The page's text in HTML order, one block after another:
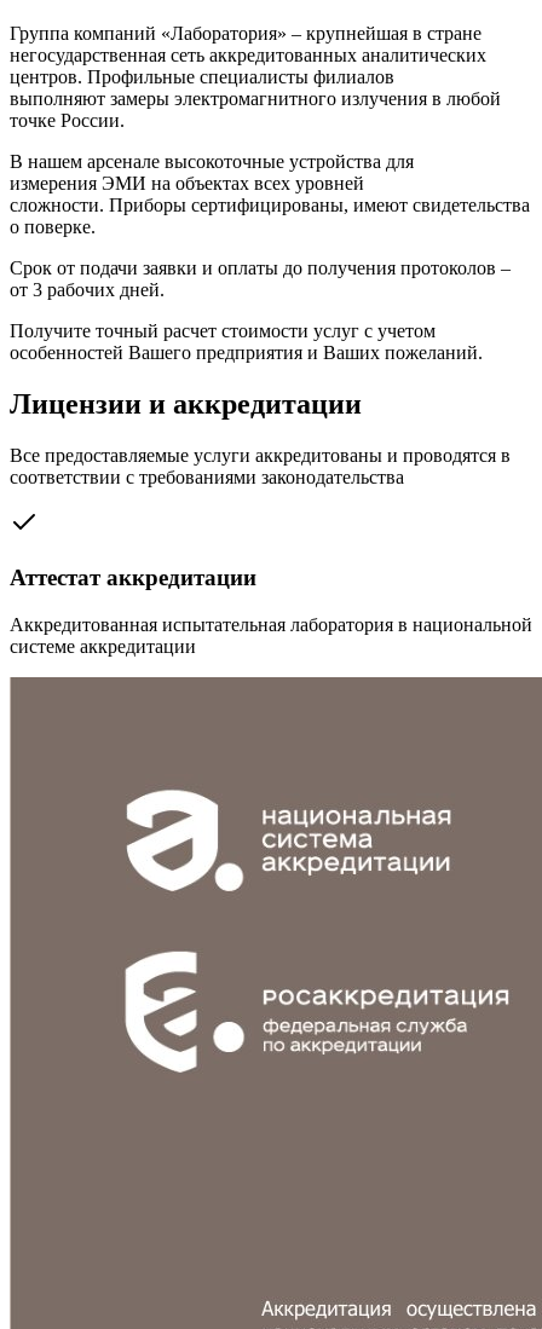
Группа компаний «Лаборатория» – крупнейшая в стране
негосударственная сеть аккредитованных аналитических
центров. Профильные специалисты филиалов
выполняют замеры электромагнитного излучения в любой
точке России.
В нашем арсенале высокоточные устройства для
измерения ЭМИ на объектах всех уровней
сложности. Приборы сертифицированы, имеют свидетельства
о поверке.
Срок от подачи заявки и оплаты до получения протоколов –
от 3 рабочих дней.
Получите точный расчет стоимости услуг с учетом
особенностей Вашего предприятия и Ваших пожеланий.
Лицензии и аккредитации
Все предоставляемые услуги аккредитованы и проводятся в
соответствии с требованиями законодательства
Аттестат аккредитации
Аккредитованная испытательная лаборатория в национальной
системе аккредитации